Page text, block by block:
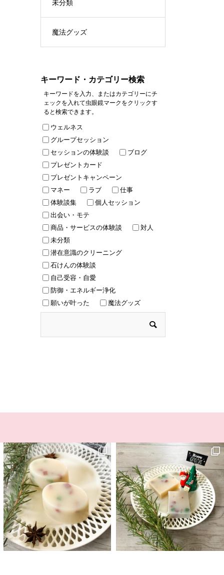
未分類
魔法グッズ
キーワード・カテゴリー検索
キーワードを入力、またはカテゴリーにチ
ェックを入れて虫眼鏡マークをクリックす
ると検索できます。
ウェルネス
グループセッション
セッションの体験談
ブログ
プレゼントカード
プレゼントキャンペーン
マネー
ラブ
仕事
体験談集
個人セッション
出会い・モテ
商品・サービスの体験談
対人
未分類
潜在意識のクリーニング
石けんの体験談
自己受容・自愛
防御・エネルギー浄化
願いが叶った
魔法グッズ